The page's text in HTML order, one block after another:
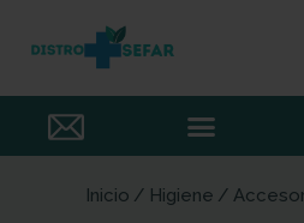
Inicio Higiene